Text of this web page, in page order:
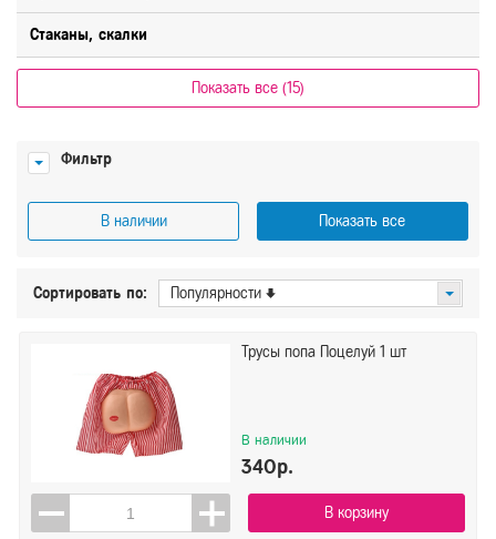
Стаканы, скалки
Показать все (15)
Фильтр
В наличии Показать все
Производитель
Амскан
Веселуха
Дон Баллон
Сортировать по: Популярности
Трусы попа Поцелуй 1 шт
В наличии
340р.
В корзину